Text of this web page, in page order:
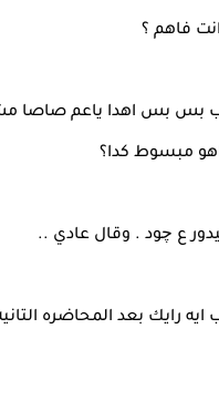
فاهم ؟
بس بس اهدا ياعم صاصا
مبسوط كدا؟
ع چود . وقال عادي ..
رايك بعد المحاضره